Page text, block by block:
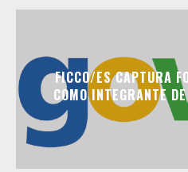
FICCO/ES CAPTURA
COMO INTEGRANTE